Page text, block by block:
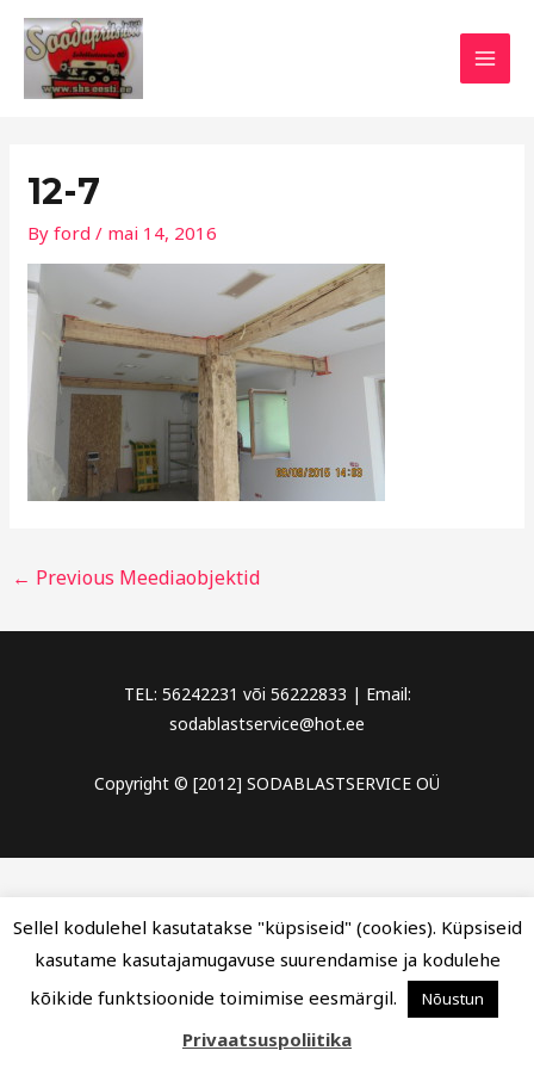
Skip
content
12-7
Byford/ mai 14, 2016
Post
navigation
← Previous Meediaobjektid
TEL: 56242231 või 56222833 | Email:
sodablastservice@hot.ee
Copyright © [2012] SODABLASTSERVICE OÜ
Sellel kodulehel kasutatakse "küpsiseid" (cookies). Küpsiseid
kasutame kasutajamugavuse suurendamise ja kodulehe
kõikide funktsioonide toimimise eesmärgil.
Nõustun
Privaatsuspoliitika